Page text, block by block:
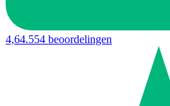
4,64.554 beoordelingen